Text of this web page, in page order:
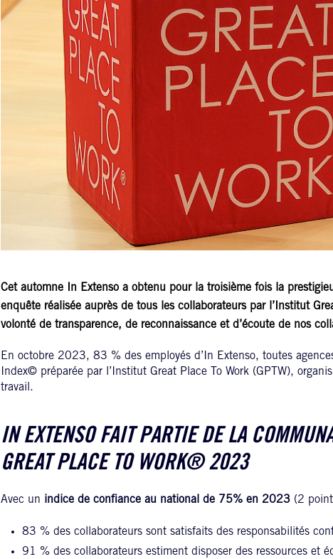
Cet automne In Extenso a obtenu pour la troisième fois la
enquête réalisée auprès de tous les collaborateurs par l’Institut
volonté de transparence, de reconnaissance et d’écoute de nos
En octobre 2023, 83 % des employés d’In Extenso, toutes
Index© préparée par l’Institut Great Place To Work (GPTW),
travail.
IN EXTENSO FAIT PARTIE DE LA
GREAT PLACE TO WORK® 2023
Avec un indice de confiance au national de 75% en 2023 (2
83 % des collaborateurs sont satisfaits des responsabilités
91 % des collaborateurs estiment disposer des ressources et